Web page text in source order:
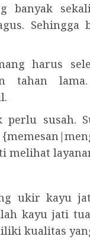
sekali
Sehingga
harus
tahan lama.
susah.
melihat
ukir kayu
kayu jati
kualitas